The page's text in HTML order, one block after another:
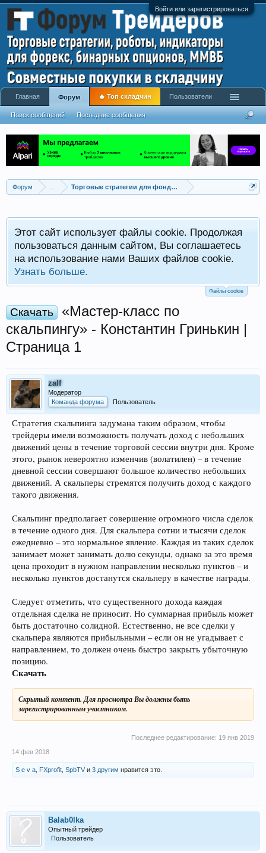
Войти или зарегистрироваться
Форум Торговые стратегии для фондовых рынков
Этот сайт использует файлы cookie. Продолжая
пользоваться данным сайтом, Вы соглашаетесь
на использование нами Ваших файлов cookie.
Узнать больше.
Файлы cookie
Скачать
«Мастер-класс по
скальпингу» - Константин Гринькин |
Страница 1
zalf
Модератор
Команда форума
Пользователь
Стратегия скальпинга задумана таким образом, чтобы
трейдеры имели возможность получать доход с небольших
движений цены в течение торговой сессии внутри дня. Кроме
этого, рынок невероятно изменчив (волатилен) – в течение
дневной сессии совершают большое количество небольших
движений. А скальперы стремятся получить доход с каждого
такого движения.
Скальпинг предполагает совершение огромного числа сделок
в течение одного дня. Для скальпера сотни и тысячи сделок
ежедневно – это нормальное явление. Каждая из таких сделок
занимает может занимать долю секунды, однако за это время
цена проходит в нужном направлении несколько пунктов – и
несколько пунктов достанутся скальперу в качестве награды.
Следует отметить, что существенного дохода каждая
отдельная сделка не приносит. Но суммарная прибыль может
быть достаточно солидной. Естественно, не все сделки у
скальпера являются прибыльными – если он не угадывает с
направлением, то должен очень быстро закрыть убыточную
позицию.
Скачать
Скрытый контент. Для просмотра Вы должны быть
зарегистрированным участником.
Последнее редактирование: 19 янв 2019
14 фев 2018
S e v a FXprofit SpbTV и 3 другим нравится это.
Balab0lka
Опытный трейдер
Пользователь
Главная Форум
Поиск сообщений Последние сообщения
🔥 Топ складчин Пользователи